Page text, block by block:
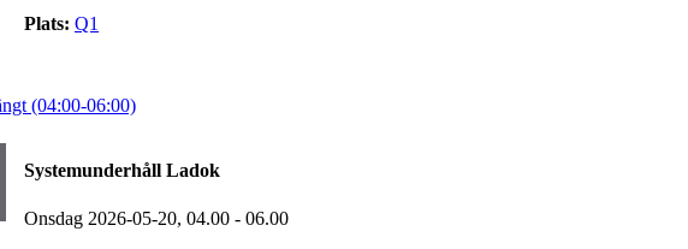
Plats: Q1
(04:00-06:00)
Systemunderhåll Ladok
Onsdag 2026-05-20, 04.00 - 06.00